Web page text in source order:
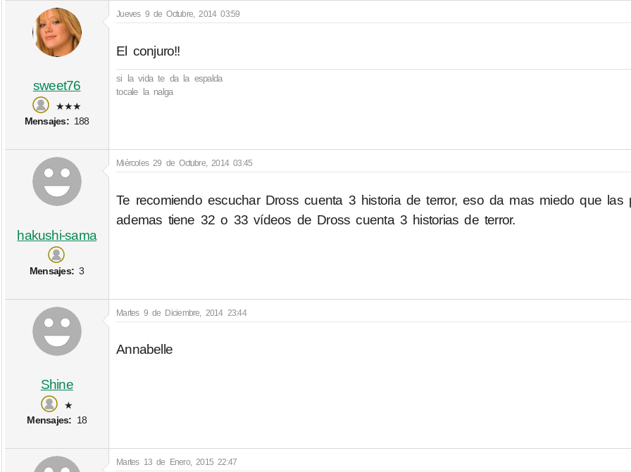
sweet76
★★★
Mensajes:188
Jueves 9 de Octubre, 2014 03:59
El conjuro!!
si la vida te da la espalda
tocale la nalga
hakushi-sama
Mensajes: 3
Miércoles 29 de Octubre, 2014 03:45
Te recomiendo escuchar Dross cuenta 3 historia de terror, eso da mas miedo que las
ademas tiene 32 o 33 vídeos de Dross cuenta 3 historias de terror.
Shine
★
Mensajes: 18
Martes 9 de Diciembre, 2014 23:44
Annabelle
Martes 13 de Enero, 2015 22:47